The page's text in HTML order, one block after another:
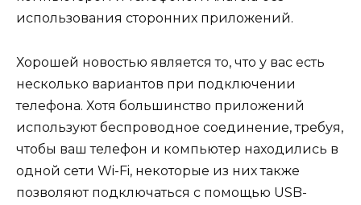
использования сторонних приложений.
Хорошей новостью является то, что у вас есть
несколько вариантов при подключении
телефона. Хотя большинство приложений
используют беспроводное соединение, требуя,
чтобы ваш телефон и компьютер находились в
одной сети Wi-Fi, некоторые из них также
позволяют подключаться с помощью USB-